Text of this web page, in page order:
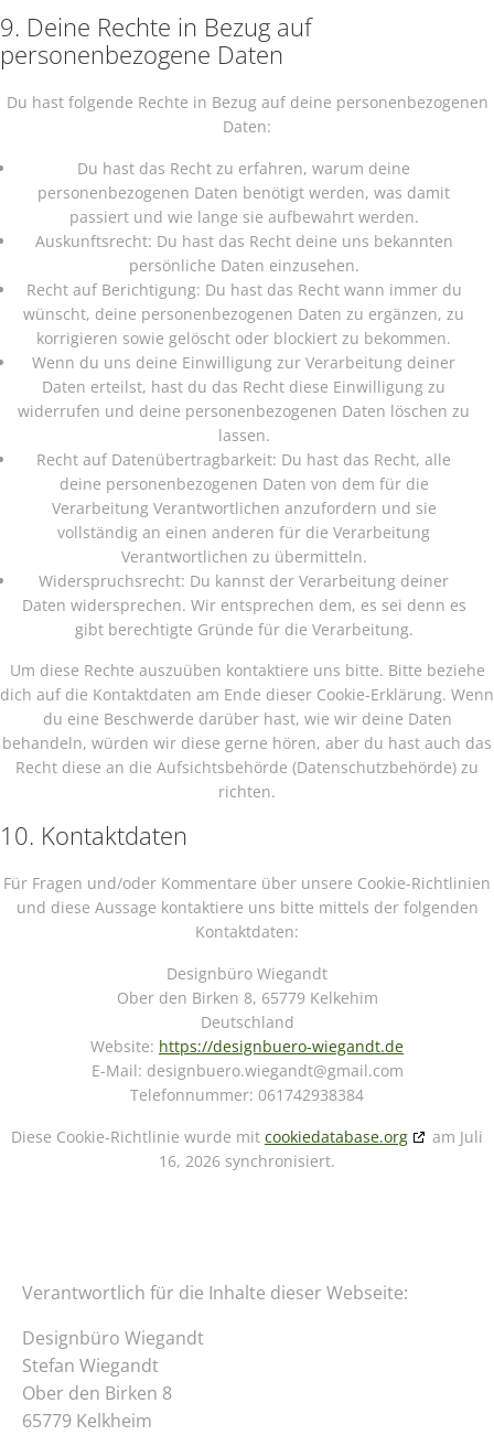
9. Deine Rechte in Bezug auf
personenbezogene Daten
Du hast folgende Rechte in Bezug auf deine personenbezogenen
Daten:
Du hast das Recht zu erfahren, warum deine
personenbezogenen Daten benötigt werden, was damit
passiert und wie lange sie aufbewahrt werden.
Auskunftsrecht: Du hast das Recht deine uns bekannten
persönliche Daten einzusehen.
Recht auf Berichtigung: Du hast das Recht wann immer du
wünscht, deine personenbezogenen Daten zu ergänzen, zu
korrigieren sowie gelöscht oder blockiert zu bekommen.
Wenn du uns deine Einwilligung zur Verarbeitung deiner
Daten erteilst, hast du das Recht diese Einwilligung zu
widerrufen und deine personenbezogenen Daten löschen zu
lassen.
Recht auf Datenübertragbarkeit: Du hast das Recht, alle
deine personenbezogenen Daten von dem für die
Verarbeitung Verantwortlichen anzufordern und sie
vollständig an einen anderen für die Verarbeitung
Verantwortlichen zu übermitteln.
Widerspruchsrecht: Du kannst der Verarbeitung deiner
Daten widersprechen. Wir entsprechen dem, es sei denn es
gibt berechtigte Gründe für die Verarbeitung.
Um diese Rechte auszuüben kontaktiere uns bitte. Bitte beziehe
dich auf die Kontaktdaten am Ende dieser Cookie-Erklärung. Wenn
du eine Beschwerde darüber hast, wie wir deine Daten
behandeln, würden wir diese gerne hören, aber du hast auch das
Recht diese an die Aufsichtsbehörde (Datenschutzbehörde) zu
richten.
10. Kontaktdaten
Für Fragen und/oder Kommentare über unsere Cookie-Richtlinien
und diese Aussage kontaktiere uns bitte mittels der folgenden
Kontaktdaten:
Designbüro Wiegandt
Ober den Birken 8, 65779 Kelkehim
Deutschland
Website: https://designbuero-wiegandt.de
E-Mail: designbuero.wiegandt@gmail.com
Telefonnummer: 061742938384
Diese Cookie-Richtlinie wurde mit cookiedatabase.org
am Juli
16, 2026 synchronisiert.
Verantwortlich für die Inhalte dieser Webseite:
Designbüro Wiegandt
Stefan Wiegandt
Ober den Birken 8
65779 Kelkheim